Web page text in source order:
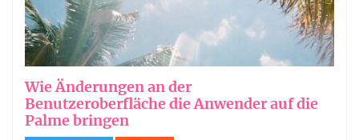
Wie Änderungen an der
Benutzeroberfläche die Anwender auf die
Palme bringen